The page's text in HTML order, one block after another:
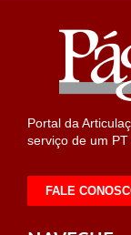
Portal da
serviço de um
FALE